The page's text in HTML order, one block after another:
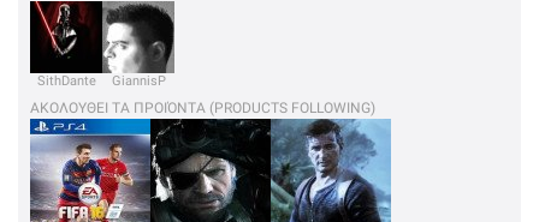
SithDante GiannisP
ΑΚΟΛΟΥΘΕΙ ΤΑ ΠΡΟΙΌΝΤΑ (PRODUCTS FOLLOWING)